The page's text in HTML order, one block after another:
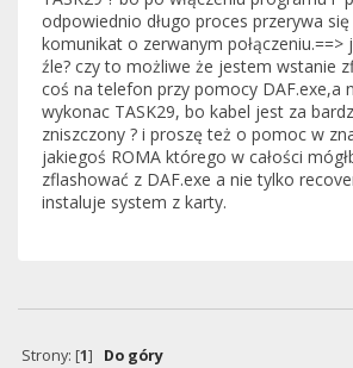
odpowiednio długo proces przerywa
komunikat o zerwanym połączeniu.==>
źle? czy to możliwe że jestem wstanie
coś na telefon przy pomocy DAF.exe,a
wykonac TASK29, bo kabel jest za
zniszczony ? i proszę też o pomoc w
jakiegoś ROMA którego w całości
zflashować z DAF.exe a nie tylko
instaluje system z karty.
Strony: [1] Do góry